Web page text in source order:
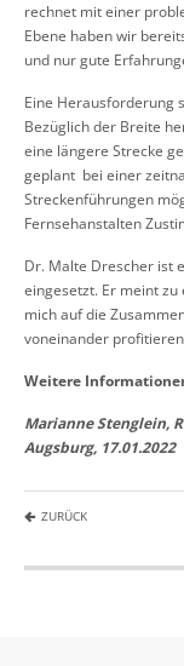
rechnet mit einer
Ebene haben wir
und nur gute
Eine Herausforderung
Bezüglich der Breite
eine längere Strecke
geplant bei einer
Streckenführungen
Fernsehanstalten
Dr. Malte Drescher ist
eingesetzt. Er meint
mich auf die
voneinander
Weitere
Marianne Stenglein,
Augsburg, 17.01.2022
ZURÜCK